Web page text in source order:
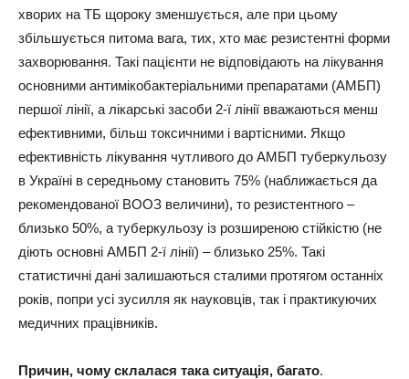
хворих на ТБ щороку зменшується, але при цьому
збільшується питома вага, тих, хто має резистентні форми
захворювання. Такі пацієнти не відповідають на лікування
основними антимікобактеріальними препаратами (АМБП)
першої лінії, а лікарські засоби 2-ї лінії вважаються менш
ефективними, більш токсичними і вартісними. Якщо
ефективність лікування чутливого до АМБП туберкульозу
в Україні в середньому становить 75% (наближається да
рекомендованої ВООЗ величини), то резистентного –
близько 50%, а туберкульозу із розширеною стійкістю (не
діють основні АМБП 2-ї лінії) – близько 25%. Такі
статистичні дані залишаються сталими протягом останніх
років, попри усі зусилля як науковців, так і практикуючих
медичних працівників.
Причин, чому склалася така ситуація, багато.